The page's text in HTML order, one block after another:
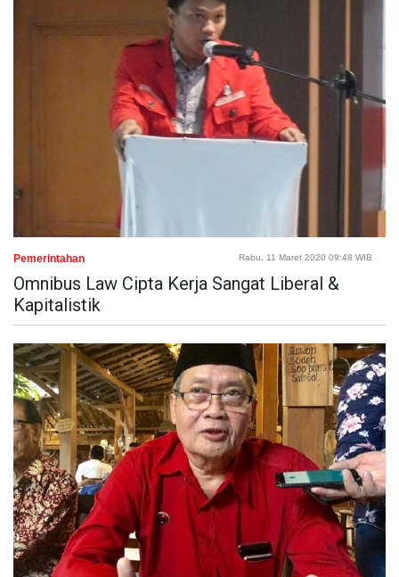
Pemerintahan Rabu, 11 Maret 2020 09:48 WIB
Omnibus Law Cipta Kerja Sangat Liberal &
Kapitalistik